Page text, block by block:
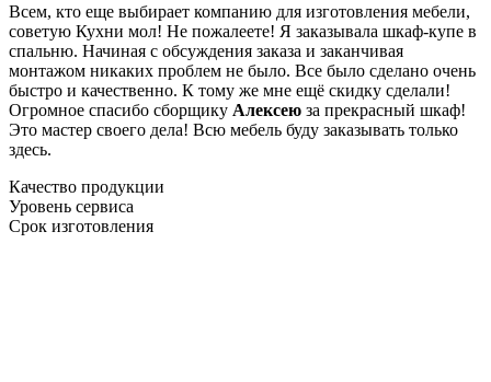
Всем, кто еще выбирает компанию для изготовления мебели,
советую Кухни мол! Не пожалеете! Я заказывала шкаф-купе в
спальню. Начиная с обсуждения заказа и заканчивая
монтажом никаких проблем не было. Все было сделано очень
быстро и качественно. К тому же мне ещё скидку сделали!
Огромное спасибо сборщику Алексею за прекрасный шкаф!
Это мастер своего дела! Всю мебель буду заказывать только
здесь.
Качество продукции
Уровень сервиса
Срок изготовления